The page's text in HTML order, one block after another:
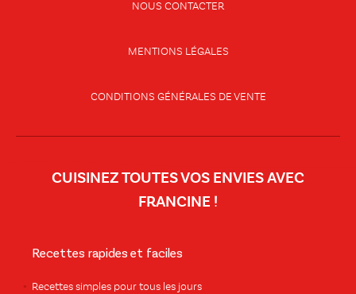
NOUS CONTACTER
MENTIONS LÉGALES
CONDITIONS GÉNÉRALES DE VENTE
CUISINEZ TOUTES VOS ENVIES AVEC
FRANCINE !
Recettes rapides et faciles
Recettes simples pour tous les jours